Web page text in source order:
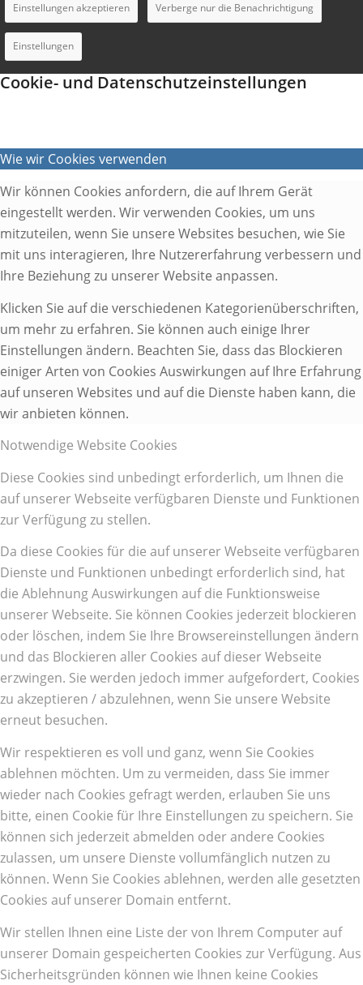
Einstellungen akzeptieren Verberge nur die Benachrichtigung
Einstellungen
Cookie- und Datenschutzeinstellungen
Wie wir Cookies verwenden
Wir können Cookies anfordern, die auf Ihrem Gerät
eingestellt werden. Wir verwenden Cookies, um uns
mitzuteilen, wenn Sie unsere Websites besuchen, wie Sie
mit uns interagieren, Ihre Nutzererfahrung verbessern und
Ihre Beziehung zu unserer Website anpassen.
Klicken Sie auf die verschiedenen Kategorienüberschriften,
um mehr zu erfahren. Sie können auch einige Ihrer
Einstellungen ändern. Beachten Sie, dass das Blockieren
einiger Arten von Cookies Auswirkungen auf Ihre Erfahrung
auf unseren Websites und auf die Dienste haben kann, die
wir anbieten können.
Notwendige Website Cookies
Diese Cookies sind unbedingt erforderlich, um Ihnen die
auf unserer Webseite verfügbaren Dienste und Funktionen
zur Verfügung zu stellen.
Da diese Cookies für die auf unserer Webseite verfügbaren
Dienste und Funktionen unbedingt erforderlich sind, hat
die Ablehnung Auswirkungen auf die Funktionsweise
unserer Webseite. Sie können Cookies jederzeit blockieren
oder löschen, indem Sie Ihre Browsereinstellungen ändern
und das Blockieren aller Cookies auf dieser Webseite
erzwingen. Sie werden jedoch immer aufgefordert, Cookies
zu akzeptieren / abzulehnen, wenn Sie unsere Website
erneut besuchen.
Wir respektieren es voll und ganz, wenn Sie Cookies
ablehnen möchten. Um zu vermeiden, dass Sie immer
wieder nach Cookies gefragt werden, erlauben Sie uns
bitte, einen Cookie für Ihre Einstellungen zu speichern. Sie
können sich jederzeit abmelden oder andere Cookies
zulassen, um unsere Dienste vollumfänglich nutzen zu
können. Wenn Sie Cookies ablehnen, werden alle gesetzten
Cookies auf unserer Domain entfernt.
Wir stellen Ihnen eine Liste der von Ihrem Computer auf
unserer Domain gespeicherten Cookies zur Verfügung. Aus
Sicherheitsgründen können wie Ihnen keine Cookies